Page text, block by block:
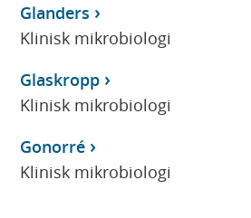
Glanders
Klinisk mikrobiologi
Glaskropp
Klinisk mikrobiologi
Gonorré
Klinisk mikrobiologi